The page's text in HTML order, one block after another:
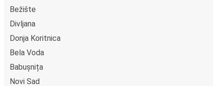
Bežište
Divljana
Donja Koritnica
Bela Voda
Babușnița
Novi Sad